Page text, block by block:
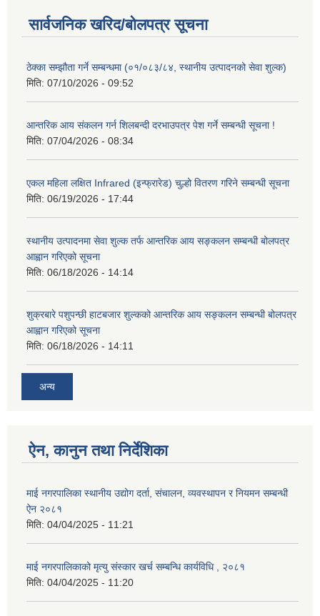
सार्वजनिक खरिद/बोलपत्र सूचना
ठेक्का सम्झौता गर्ने सम्बन्धमा (०१/०८३/८४, स्थानीय उत्पादनको सेवा शुल्क)
मिति: 07/10/2026 - 09:52
आन्तरिक आय संकलन गर्न शिलबन्दी दरभाउपत्र पेश गर्ने सम्बन्धी सूचना !
मिति: 07/04/2026 - 08:34
एकल महिला लक्षित Infrared (इन्फ्रारेड) चुल्हो वितरण गरिने सम्बन्धी सूचना
मिति: 06/19/2026 - 17:44
स्थानीय उत्पादनमा सेवा शुल्क तर्फ आन्तरिक आय सङ्कलन सम्बन्धी बोलपत्र
आह्वान गरिएको सूचना
मिति: 06/18/2026 - 14:14
शुक्रबारे पशुपन्छी हाटबजार शुल्कको आन्तरिक आय सङ्कलन सम्बन्धी बोलपत्र
आह्वान गरिएको सूचना
मिति: 06/18/2026 - 14:11
अन्य
ऐन, कानुन तथा निर्देशिका
माई नगरपालिका स्थानीय उद्योग दर्ता, संचालन, व्यवस्थापन र नियमन सम्बन्धी
ऐन २०८१
मिति: 04/04/2025 - 11:21
माई नगरपालिकाको मृत्यु संस्कार खर्च सम्बन्धि कार्यविधि , २०८१
मिति: 04/04/2025 - 11:20